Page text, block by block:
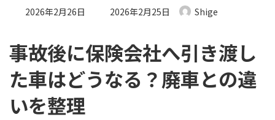
2026年2月26日 最終更新日時 :
2026年2月25日 Shige
事故後に保険会社へ引き渡し
た車はどうなる？廃車との違
いを整理